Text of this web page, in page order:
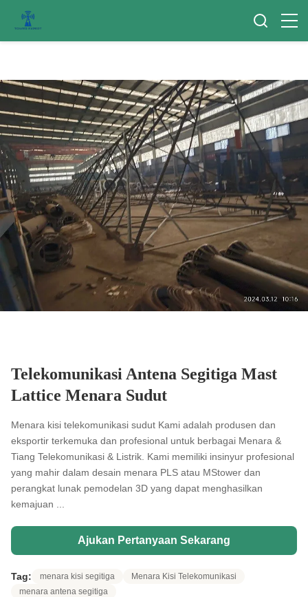
Telekomunikasi Antena Segitiga Mast
Lattice Menara Sudut
Menara kisi telekomunikasi sudut Kami adalah produsen dan
eksportir terkemuka dan profesional untuk berbagai Menara &
Tiang Telekomunikasi & Listrik. Kami memiliki insinyur profesional
yang mahir dalam desain menara PLS atau MStower dan
perangkat lunak pemodelan 3D yang dapat menghasilkan
kemajuan ...
Ajukan Pertanyaan Sekarang
Tag: menara kisi segitiga
Menara Kisi Telekomunikasi
menara antena segitiga